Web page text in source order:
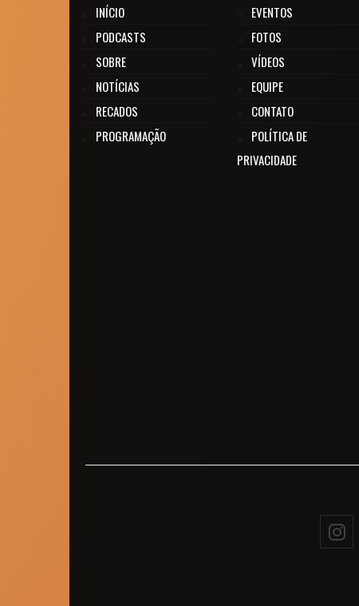
INÍCIO
PODCASTS
SOBRE
NOTÍCIAS
RECADOS
PROGRAMAÇÃO
EVENTOS
FOTOS
VÍDEOS
EQUIPE
CONTATO
POLÍTICA DE
PRIVACIDADE